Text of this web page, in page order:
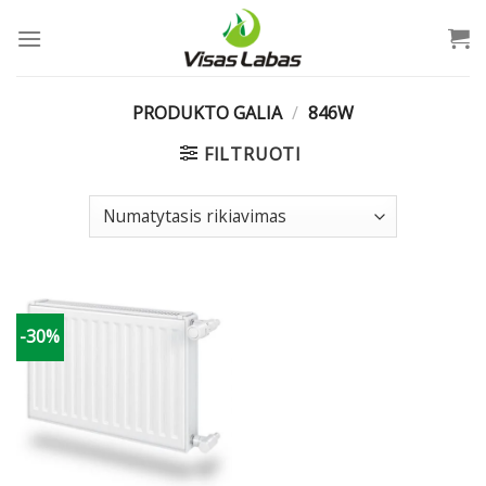
PRODUKTO GALIA / 846W
FILTRUOTI
-30%